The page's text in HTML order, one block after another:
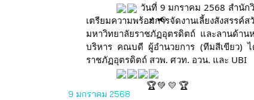
วันที่ 9 มกราคม 2568 สำนัก
เตรียมความพร้อมการจัดงานเลี้ยงสังสร
มหาวิทยาลัยราชภัฏอุตรดิตถ์ และลานด้า
บริหาร คณบดี ผู้อำนวยการ (ทีมสีเขียว)
ราชภัฏอุตรดิตถ์ สวพ. ศวท. อวน. และ UBI
9 มกราคม 2568